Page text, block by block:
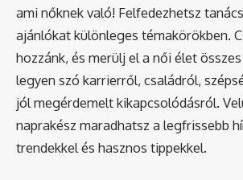
ami nőknek való! Felfedezhetsz
ajánlókat különleges témakörökben.
hozzánk, és merülj el a női élet
legyen szó karrierről, családról,
jól megérdemelt kikapcsolódásról.
naprakész maradhatsz a legfrissebb
trendekkel és hasznos tippekkel.